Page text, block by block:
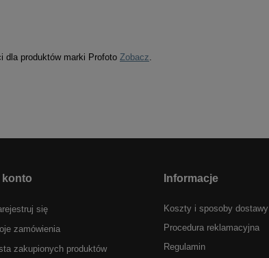
dla produktów marki Profoto Zobacz
konto
się
zamówienia
zakupionych produktów
Informacje
Koszty i sposoby dostawy
Procedura reklamacyjna
Regulamin